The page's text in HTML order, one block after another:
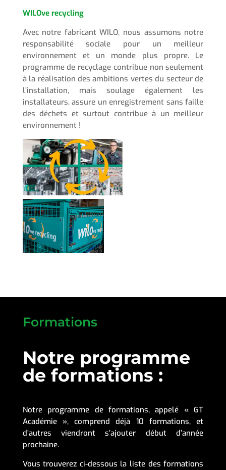
WILOve recycling
Avec notre fabricant WILO, nous assumons notre
responsabilité sociale pour un meilleur
environnement et un monde plus propre. Le
programme de recyclage contribue non seulement
à la réalisation des ambitions vertes du secteur de
l’installation, mais soulage également les
installateurs, assure un enregistrement sans faille
des déchets et surtout contribue à un meilleur
environnement !
Formations
Notre programme
de formations :
Notre programme de formations, appelé « GT
Académie », comprend déjà 10 formations, et
d’autres viendront s’ajouter début d’année
prochaine.
Vous trouverez ci-dessous la liste des formations